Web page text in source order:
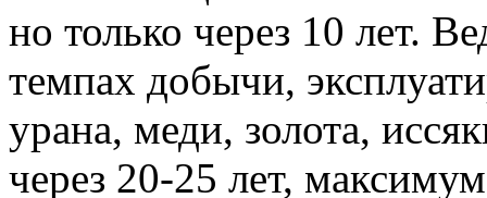
но только через 10 лет.
темпах добычи,
урана, меди, золота,
через 20-25 лет,